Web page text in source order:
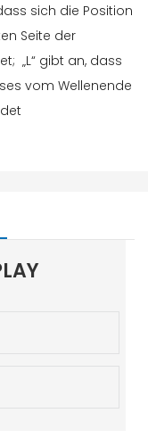
sich die Position
Seite der
„L“ gibt an, dass
vom Wellenende